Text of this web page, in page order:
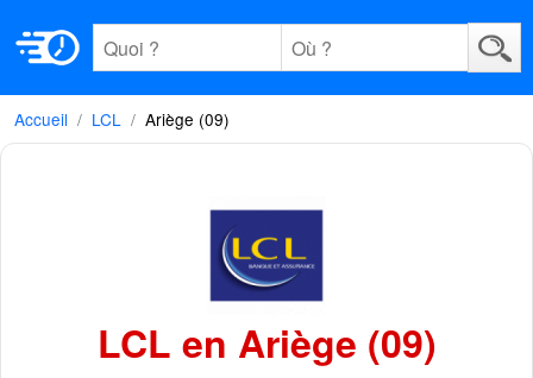
Accueil LCL Ariège (09)
LCL en Ariège (09)